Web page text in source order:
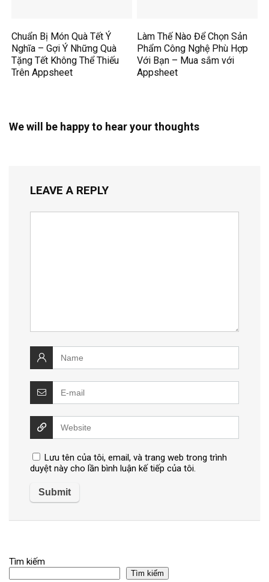
Chuẩn Bị Món Quà Tết Ý
Nghĩa – Gợi Ý Những Quà
Tặng Tết Không Thể Thiếu
Trên Appsheet
Làm Thế Nào Để Chọn Sản
Phẩm Công Nghệ Phù Hợp
Với Bạn – Mua sắm với
Appsheet
We will be happy to hear your thoughts
LEAVE A REPLY
Lưu tên của tôi, email, và trang web trong trình
duyệt này cho lần bình luận kế tiếp của tôi.
Tìm kiếm
Tìm kiếm